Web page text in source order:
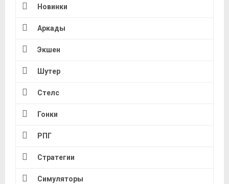
Новинки
Аркады
Экшен
Шутер
Стелс
Гонки
РПГ
Стратегии
Симуляторы